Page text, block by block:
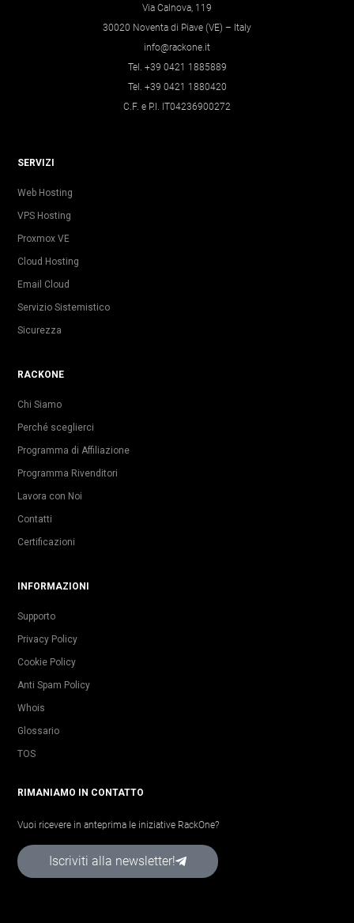
Via Calnova, 119
30020 Noventa di Piave (VE) – Italy
info@rackone.it
Tel. +39 0421 1885889
Tel. +39 0421 1880420
C.F. e P.I. IT04236900272
SERVIZI
Web Hosting
VPS Hosting
Proxmox VE
Cloud Hosting
Email Cloud
Servizio Sistemistico
Sicurezza
RACKONE
Chi Siamo
Perché sceglierci
Programma di Affiliazione
Programma Rivenditori
Lavora con Noi
Contatti
Certificazioni
INFORMAZIONI
Supporto
Privacy Policy
Cookie Policy
Anti Spam Policy
Whois
Glossario
TOS
RIMANIAMO IN CONTATTO
Vuoi ricevere in anteprima le iniziative RackOne?
Iscriviti alla newsletter!